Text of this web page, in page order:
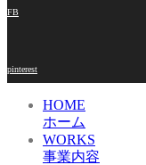
FB
pinterest
HOME
ホーム
WORKS
事業内容